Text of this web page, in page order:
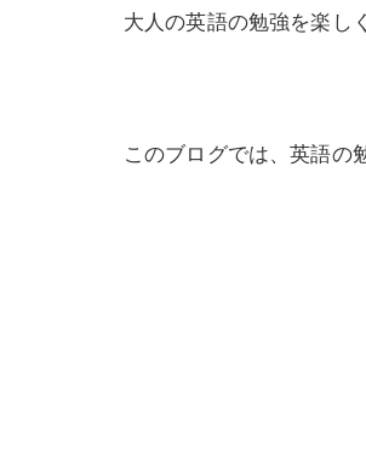
大人の英語の勉強を楽し
このブログでは、英語の